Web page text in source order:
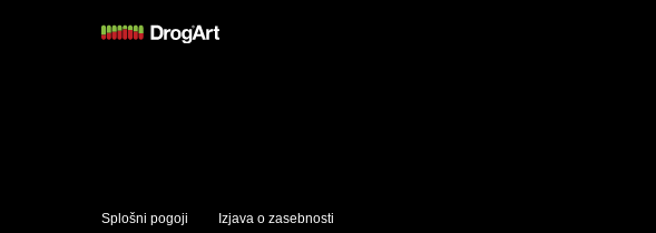
Splošni pogoji Izjava o zasebnosti